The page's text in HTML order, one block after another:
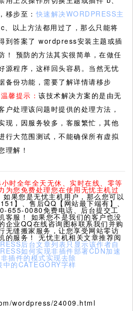
移步至：快速解决WORDPRESS主
c、以上方法都用过了，那么只能将
到答案了 wordpress安装主题或插
！ 预防的方法其实很简单，在做任
源程序，这样回头容易。当然无忧
备份功能，需要了解详情请移步
温馨提示： 该技术解决方案的是由无
户处理该问题时提供的处理方法，
现，因服务较多，客服繁忙，其他
行大范围测试，不能确保所有虚拟
理解！
时全年全天无休、实时在线、零等
为您免费处理您在使用无忧主机过
如果您是无忧主机用户，那么您可以
】、售后QQ【网站最下端有】、
655-0080免费电话、后台提交工
客服！ 如果您不是我们的客户也没
企业QQ在线咨询图标联系我们并购
无缝搬家服务，让您享受网站零访
的服务！ 无忧主机相关文章推荐阅
后台文章列表只显示该作者自
如何实现非插件部署CDN加速
插件的模式实现去除
的CATEGORY字样
wordpress/24009.html